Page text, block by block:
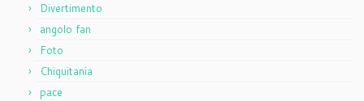
Divertimento
angolo fan
Foto
Chiquitania
pace